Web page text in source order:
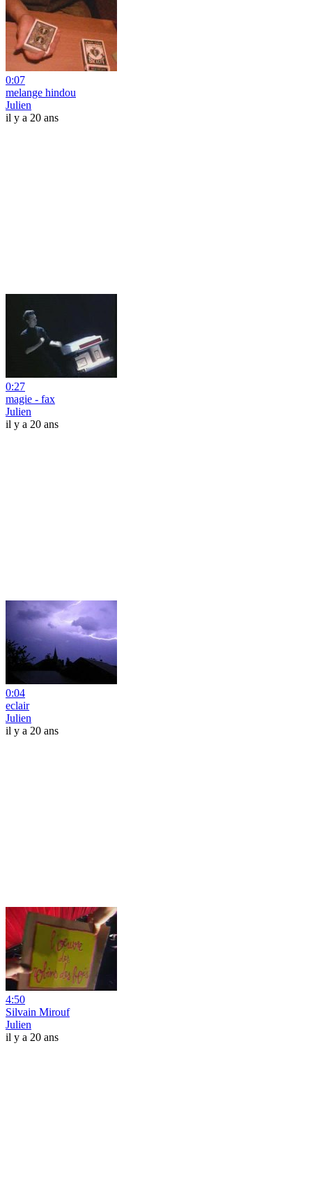
0:07
melange hindou
Julien
il y a 20 ans
0:27
magie - fax
Julien
il y a 20 ans
0:04
eclair
Julien
il y a 20 ans
4:50
Silvain Mirouf
Julien
il y a 20 ans